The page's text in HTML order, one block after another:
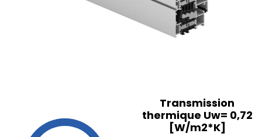
Transmission
thermique Uw= 0,72
[W/m2*K]